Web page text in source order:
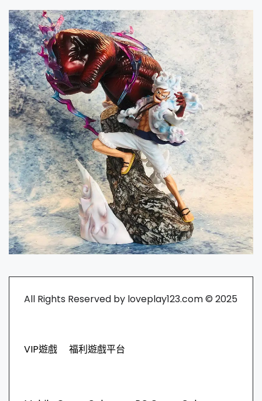
All Rights Reserved by loveplay123.com © 2025
VIP遊戲 福利遊戲平台